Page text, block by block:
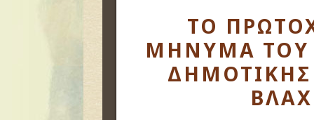
ΤΟ
ΜΗΝΥΜΑ ΤΟΥ